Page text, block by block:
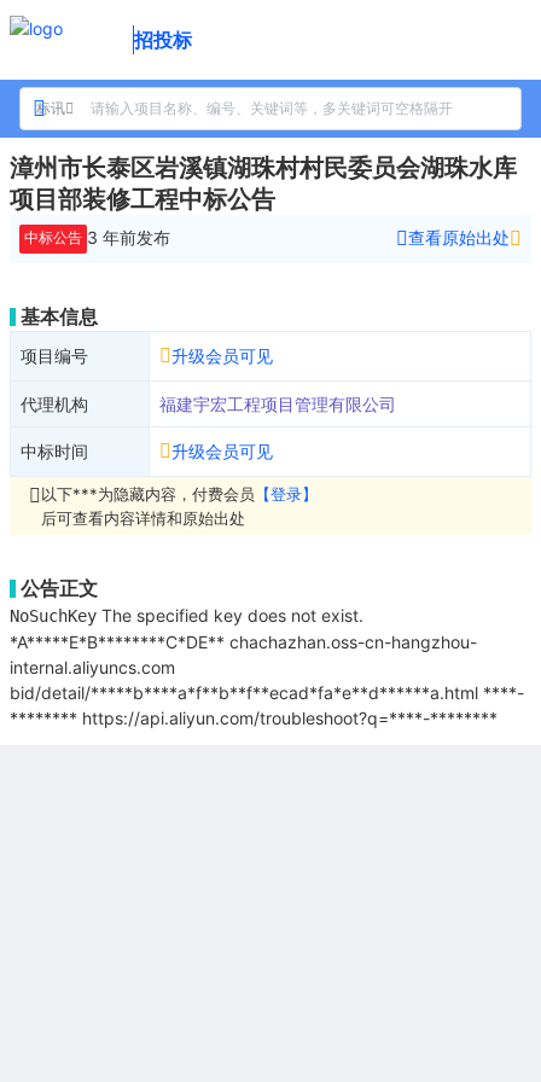
招投标
标讯
漳州市长泰区岩溪镇湖珠村村民委员会湖珠水库
项目部装修工程中标公告
中标公告 3 年前发布 查看原始出处
基本信息
项目编号 升级会员可见
代理机构 福建宇宏工程项目管理有限公司
中标时间 升级会员可见
以下***为隐藏内容，付费会员 【登录】
后可查看内容详情和原始出处
公告正文
NoSuchKey The specified key does not exist.
*A*****E*B********C*DE** chachazhan.oss-cn-hangzhou-
internal.aliyuncs.com
bid/detail/*****b****a*f**b**f**ecad*fa*e**d******a.html ****-
******** https://api.aliyun.com/troubleshoot?q=****-********